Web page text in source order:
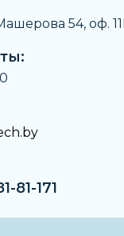
54, оф.
81-171